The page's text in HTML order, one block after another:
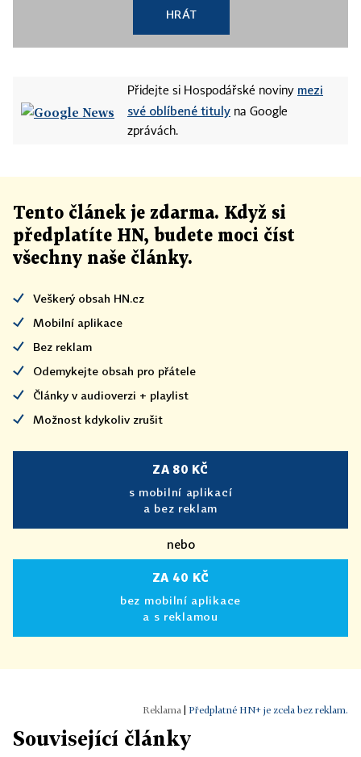
HRÁT
Přidejte si Hospodářské noviny mezi
své oblíbené tituly na Google
zprávách.
Tento článek je zdarma. Když si
předplatíte HN, budete moci číst
všechny naše články.
Veškerý obsah HN.cz
Mobilní aplikace
Bez reklam
Odemykejte obsah pro přátele
Články v audioverzi + playlist
Možnost kdykoliv zrušit
ZA 80 KČ
s mobilní aplikací
a bez reklam
nebo
ZA 40 KČ
bez mobilní aplikace
a s reklamou
Předplatné HN+ je zcela bez reklam.
Související články